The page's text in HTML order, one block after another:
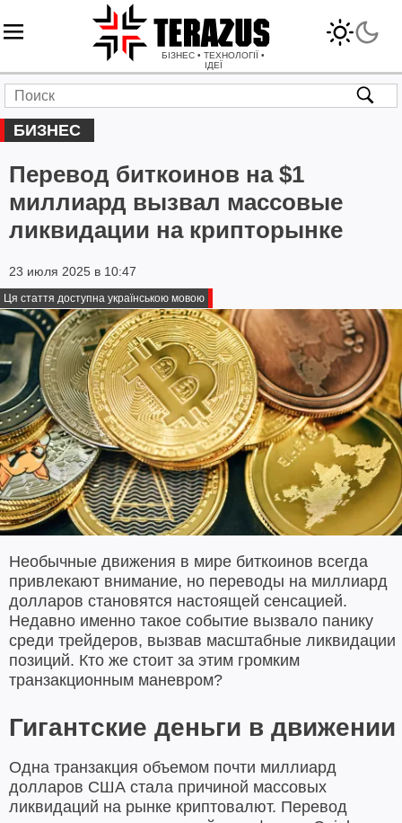
БІЗНЕС • ТЕХНОЛОГІЇ •
ІДЕЇ
БИЗНЕС
Перевод биткоинов на $1
миллиард вызвал массовые
ликвидации на крипторынке
23 июля 2025 в 10:47
Ця стаття доступна українською мовою
Необычные движения в мире биткоинов всегда
привлекают внимание, но переводы на миллиард
долларов становятся настоящей сенсацией.
Недавно именно такое событие вызвало панику
среди трейдеров, вызвав масштабные ликвидации
позиций. Кто же стоит за этим громким
транзакционным маневром?
Гигантские деньги в движении
Одна транзакция объемом почти миллиард
долларов США стала причиной массовых
ликвидаций на рынке криптовалют. Перевод